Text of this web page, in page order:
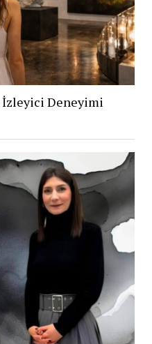
İzleyici Deneyimi